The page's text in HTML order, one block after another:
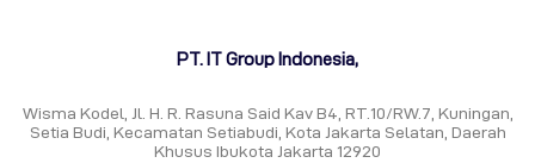
PT. IT Group Indonesia,
Wisma Kodel, Jl. H. R. Rasuna Said Kav B4, RT.10/RW.7, Kuningan,
Setia Budi, Kecamatan Setiabudi, Kota Jakarta Selatan, Daerah
Khusus Ibukota Jakarta 12920